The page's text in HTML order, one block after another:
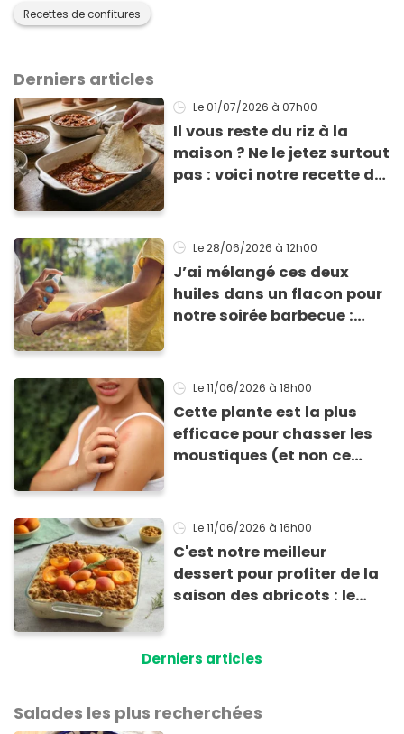
Recettes de confitures
Derniers articles
Le 01/07/2026 à 07h00
Il vous reste du riz à la
maison ? Ne le jetez surtout
pas : voici notre recette de
Le 28/06/2026 à 12h00
J’ai mélangé ces deux
huiles dans un flacon pour
notre soirée barbecue :
ma lotion
Le 11/06/2026 à 18h00
Cette plante est la plus
efficace pour chasser les
moustiques (et non ce
Le 11/06/2026 à 16h00
C'est notre meilleur
dessert pour profiter de la
saison des abricots : le
Derniers articles
Salades les plus recherchées